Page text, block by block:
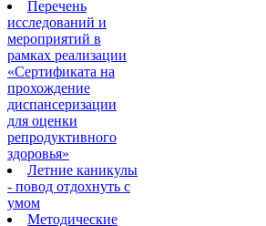
Перечень
исследований и
мероприятий в
рамках реализации
«Сертификата на
прохождение
диспансеризации
для оценки
репродуктивного
здоровья»
Летние каникулы
- повод отдохнуть с
умом
Методические